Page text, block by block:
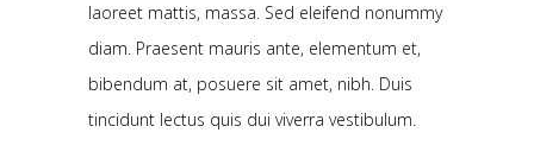
laoreet mattis, massa. Sed eleifend nonummy
diam. Praesent mauris ante, elementum et,
bibendum at, posuere sit amet, nibh. Duis
tincidunt lectus quis dui viverra vestibulum.